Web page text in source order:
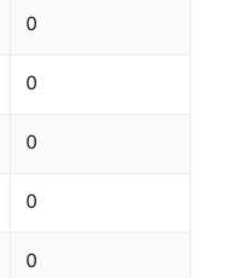
0
0
0
0
0